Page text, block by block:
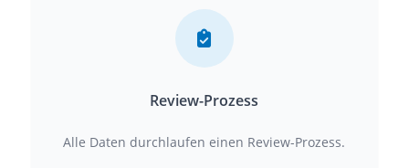
Review-Prozess
Alle Daten durchlaufen einen Review-Prozess.